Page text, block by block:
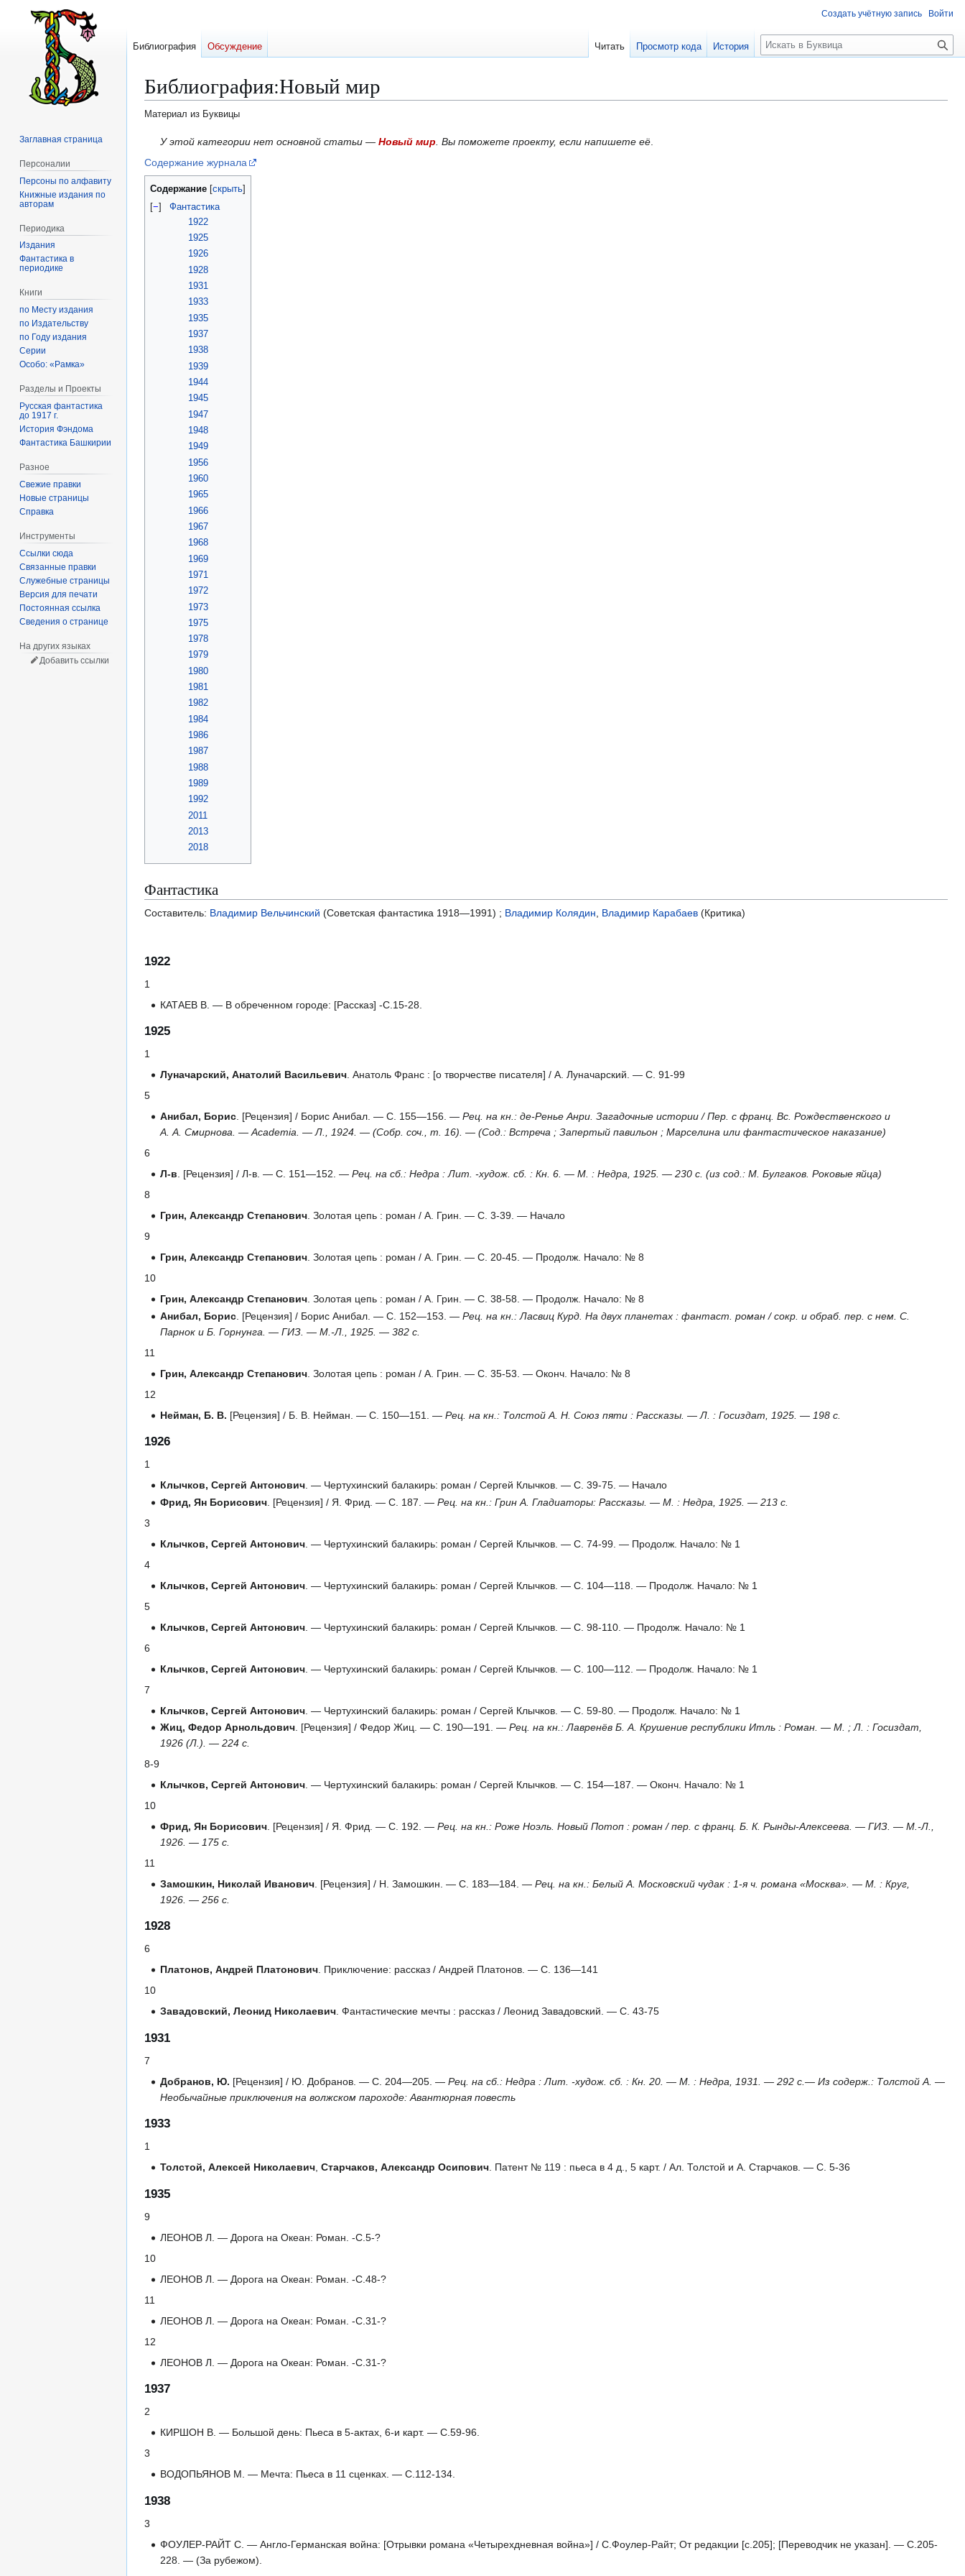
Библиография:Новый мир
Материал из Буквицы
Перейти
к
Перейти
к
У этой категории нет основной статьи —Новый мир . Вы поможете проекту, если напишете её
Содержание журнала
Содержание
[−]
Фантастика
1922
1925
1926
1928
1931
1933
1935
1937
1938
1939
1944
1945
1947
1948
1949
1956
1960
1965
1966
1967
1968
1969
1971
1972
1973
1975
1978
1979
1980
1981
1982
1984
1986
1987
1988
1989
1992
2011
2013
2018
Фантастика
Составитель: Владимир Вельчинский (Советская фантастика 1918—1991) ; Владимир Колядин Владимир Карабаев (Критика)
1922
1
КАТАЕВ В. — В обреченном городе: [Рассказ] -C.15-28.
1925
1
Луначарский, Анатолий Васильевич. Анатоль Франс : [о творчестве писателя] / А. Луначарский. — С. 91-99
5
Анибал, Борис. [Рецензия] / Борис Анибал. — С. 155—156. —Рец. на кн.: де-Ренье Анри. Загадочные истории / Пер. с франц. Вс. Рождественского и
А. А. Смирнова. — Academia. — Л., 1924. — (Собр. соч., т. 16). — (Сод.: Встреча ; Запертый павильон ; Марселина или фантастическое наказание)
6
Л-в. [Рецензия] / Л-в. — С. 151—152. —Рец. на сб.: Недра : Лит. -худож. сб. : Кн. 6. — М. : Недра, 1925. — 230 с. (из сод.: М. Булгаков. Роковые яйца)
8
Грин, Александр Степанович. Золотая цепь : роман / А. Грин. — C. 3-39. — Начало
9
Грин, Александр Степанович. Золотая цепь : роман / А. Грин. — C. 20-45. — Продолж. Начало: № 8
10
Грин, Александр Степанович. Золотая цепь : роман / А. Грин. — C. 38-58. — Продолж. Начало: № 8
Анибал, Борис . [Рецензия] / Борис Анибал. — С. 152—153. —Рец. на кн.: Ласвиц Курд. На двух планетах : фантаст. роман / сокр. и обраб. пер. с нем. С.
Парнок и Б. Горнунга. — ГИЗ. — М.-Л., 1925. — 382 с.
11
Грин, Александр Степанович . Золотая цепь : роман / А. Грин. — C. 35-53. — Оконч. Начало: № 8
12
Нейман, Б. В. [Рецензия] / Б. В. Нейман. — С. 150—151. —Рец. на кн.: Толстой А. Н. Союз пяти : Рассказы. — Л. : Госиздат, 1925. — 198 с.
1926
1
Клычков, Сергей Антонович. — Чертухинский балакирь: роман / Сергей Клычков. — С. 39-75. — Начало
Фрид, Ян Борисович . [Рецензия] / Я. Фрид. — С. 187. —Рец. на кн.: Грин А. Гладиаторы: Рассказы. — М. : Недра, 1925. — 213 с.
3
Клычков, Сергей Антонович . — Чертухинский балакирь: роман / Сергей Клычков. — С. 74-99. — Продолж. Начало: № 1
4
Клычков, Сергей Антонович . — Чертухинский балакирь: роман / Сергей Клычков. — С. 104—118. — Продолж. Начало: № 1
5
Клычков, Сергей Антонович . — Чертухинский балакирь: роман / Сергей Клычков. — С. 98-110. — Продолж. Начало: № 1
6
Клычков, Сергей Антонович . — Чертухинский балакирь: роман / Сергей Клычков. — С. 100—112. — Продолж. Начало: № 1
7
Клычков, Сергей Антонович . — Чертухинский балакирь: роман / Сергей Клычков. — С. 59-80. — Продолж. Начало: № 1
Жиц, Федор Арнольдович . [Рецензия] / Федор Жиц. — С. 190—191. —Рец. на кн.: Лавренёв Б. А. Крушение республики Итль : Роман. — М. ; Л. : Госиздат,
1926 (Л.). — 224 с.
8-9
Клычков, Сергей Антонович . — Чертухинский балакирь: роман / Сергей Клычков. — С. 154—187. — Оконч. Начало: № 1
10
Фрид, Ян Борисович . [Рецензия] / Я. Фрид. — С. 192. —Рец. на кн.: Роже Ноэль. Новый Потоп : роман / пер. с франц. Б. К. Рынды-Алексеева. — ГИЗ. — М.-Л.,
1926. — 175 с.
11
Замошкин, Николай Иванович . [Рецензия] / Н. Замошкин. — С. 183—184. —Рец. на кн.: Белый А. Московский чудак : 1-я ч. романа «Москва». — М. : Круг,
1926. — 256 с.
1928
6
Платонов, Андрей Платонович. Приключение: рассказ / Андрей Платонов. — C. 136—141
10
Завадовский, Леонид Николаевич. Фантастические мечты : рассказ / Леонид Завадовский. — C. 43-75
1931
7
Добранов, Ю. [Рецензия] / Ю. Добранов. — С. 204—205. —Рец. на сб.: Недра : Лит. -худож. сб. : Кн. 20. — М. : Недра, 1931. — 292 с.— Из содерж.: Толстой А. —
Необычайные приключения на волжском пароходе: Авантюрная повесть
1933
1
Толстой, Алексей Николаевич,Старчаков, Александр Осипович. Патент № 119 : пьеса в 4 д., 5 карт. / Ал. Толстой и А. Старчаков. — C. 5-36
1935
9
ЛЕОНОВ Л. — Дорога на Океан: Роман. -С.5-?
10
ЛЕОНОВ Л. — Дорога на Океан: Роман. -С.48-?
11
ЛЕОНОВ Л. — Дорога на Океан: Роман. -С.31-?
12
ЛЕОНОВ Л. — Дорога на Океан: Роман. -С.31-?
1937
2
КИРШОН В. — Большой день: Пьеса в 5-актах, 6-и карт. — C.59-96.
3
ВОДОПЬЯНОВ М. — Мечта: Пьеса в 11 сценках. — C.112-134.
1938
3
ФОУЛЕР-РАЙТ С. — Англо-Германская война: [Отрывки романа «Четырехдневная война»] / С.Фоулер-Райт; От редакции [с.205]; [Переводчик не указан]. — С.205-
228. — (За рубежом).
Создать учётную запись Войти
Библиография Обсуждение Читать Просмотр кода История
П
о
к
Заглавная страница
Персоналии
Персоны по алфавиту
Книжные издания по
авторам
Периодика
Издания
Фантастика в
периодике
Книги
по Месту издания
по Издательству
по Году издания
Серии
Особо: «Рамка»
Разделы и Проекты
Русская фантастика
до 1917 г.
История Фэндома
Фантастика Башкирии
Разное
Свежие правки
Новые страницы
Справка
Инструменты
Ссылки сюда
Связанные правки
Служебные страницы
Версия для печати
Постоянная ссылка
Сведения о странице
На других языках
Добавить ссылки